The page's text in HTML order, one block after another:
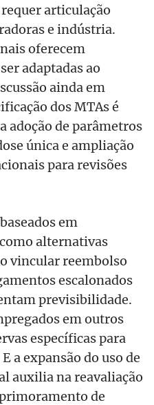
articulação
e indústria.
oferecem
adaptadas ao
ainda em
dos MTAs é
adoção de parâmetros
única e ampliação
para revisões
em
alternativas
vincular reembolso
escalonados
previsibilidade.
em outros
específicas para
a expansão do uso de
auxilia na reavaliação
de